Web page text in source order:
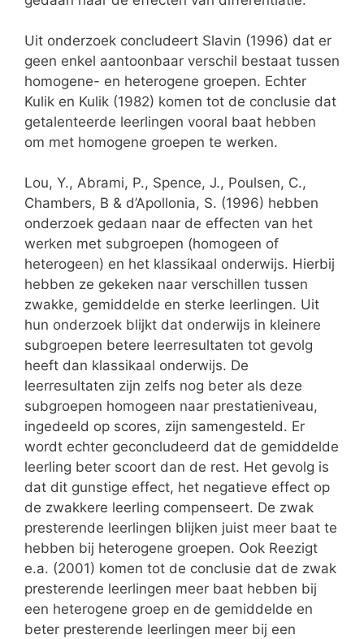
Uit onderzoek concludeert Slavin (1996) dat er
geen enkel aantoonbaar verschil bestaat tussen
homogene- en heterogene groepen. Echter
Kulik en Kulik (1982) komen tot de conclusie dat
getalenteerde leerlingen vooral baat hebben
om met homogene groepen te werken.
Lou, Y., Abrami, P., Spence, J., Poulsen, C.,
Chambers, B & d’Apollonia, S. (1996) hebben
onderzoek gedaan naar de effecten van het
werken met subgroepen (homogeen of
heterogeen) en het klassikaal onderwijs. Hierbij
hebben ze gekeken naar verschillen tussen
zwakke, gemiddelde en sterke leerlingen. Uit
hun onderzoek blijkt dat onderwijs in kleinere
subgroepen betere leerresultaten tot gevolg
heeft dan klassikaal onderwijs. De
leerresultaten zijn zelfs nog beter als deze
subgroepen homogeen naar prestatieniveau,
ingedeeld op scores, zijn samengesteld. Er
wordt echter geconcludeerd dat de gemiddelde
leerling beter scoort dan de rest. Het gevolg is
dat dit gunstige effect, het negatieve effect op
de zwakkere leerling compenseert. De zwak
presterende leerlingen blijken juist meer baat te
hebben bij heterogene groepen. Ook Reezigt
e.a. (2001) komen tot de conclusie dat de zwak
presterende leerlingen meer baat hebben bij
een heterogene groep en de gemiddelde en
beter presterende leerlingen meer bij een